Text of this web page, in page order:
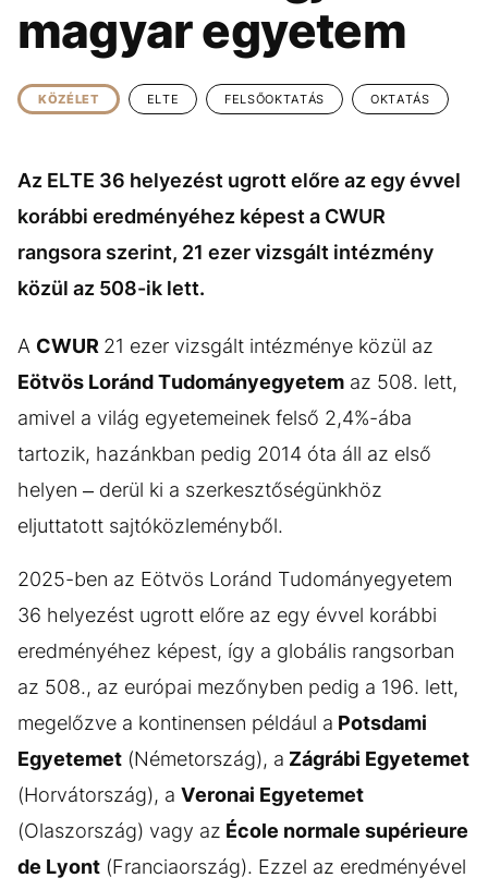
UTAZÁS
ÉLETMÓD DESIGN
BESZÉLGETÉSEK ARCOK
GASZTRO
magyar egyetem
KÖZÉLET ELTE FELSŐOKTATÁS OKTATÁS
Az ELTE 36 helyezést ugrott előre az egy évvel
korábbi eredményéhez képest a CWUR
rangsora szerint, 21 ezer vizsgált intézmény
közül az 508-ik lett.
A CWUR 21 ezer vizsgált intézménye közül az
Eötvös Loránd Tudományegyetem az 508. lett,
amivel a világ egyetemeinek felső 2,4%-ába
tartozik, hazánkban pedig 2014 óta áll az első
helyen – derül ki a szerkesztőségünkhöz
eljuttatott sajtóközleményből.
2025-ben az Eötvös Loránd Tudományegyetem
36 helyezést ugrott előre az egy évvel korábbi
eredményéhez képest, így a globális rangsorban
az 508., az európai mezőnyben pedig a 196. lett,
megelőzve a kontinensen például a Potsdami
Egyetemet (Németország), a Zágrábi Egyetemet
(Horvátország), a Veronai Egyetemet
(Olaszország) vagy az École normale supérieure
de Lyont (Franciaország). Ezzel az eredményével